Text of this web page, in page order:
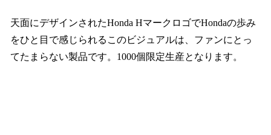
天面にデザインされたHonda HマークロゴでHondaの歩み
をひと目で感じられるこのビジュアルは、ファンにとっ
てたまらない製品です。1000個限定生産となります。